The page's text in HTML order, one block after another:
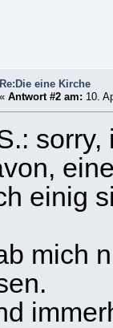
Re:Die eine Kirche
«Antwort #2 am: 10.
einig
mich